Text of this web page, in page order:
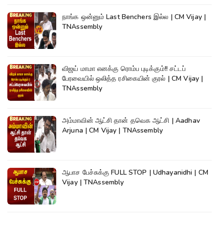
நாங்க ஒன்னும் Last Benchers இல்ல | CM Vijay |
TNAssembly
விஜய் மாமா எனக்கு ரொம்ப புடிக்கும்!! சட்டப்
பேரவையில் ஒலித்த ரசிகையின் குரல் | CM Vijay |
TNAssembly
அம்மாவின் ஆட்சி தான் தவெக ஆட்சி | Aadhav
Arjuna | CM Vijay | TNAssembly
ஆபாச பேச்சுக்கு FULL STOP | Udhayanidhi | CM
Vijay | TNAssembly